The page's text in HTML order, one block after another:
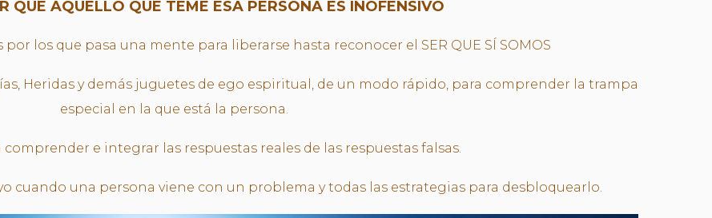
QUE AQUELLO QUE TEME ESA PERSONA ES INOFENSIVO
los que pasa una mente para liberarse hasta reconocer el SER QUE SÍ SOMOS
Heridas y demás juguetes de ego espiritual, de un modo rápido, para comprender la trampa
especial en la que está la persona.
comprender e integrar las respuestas reales de las respuestas falsas.
cuando una persona viene con un problema y todas las estrategias para desbloquearlo.